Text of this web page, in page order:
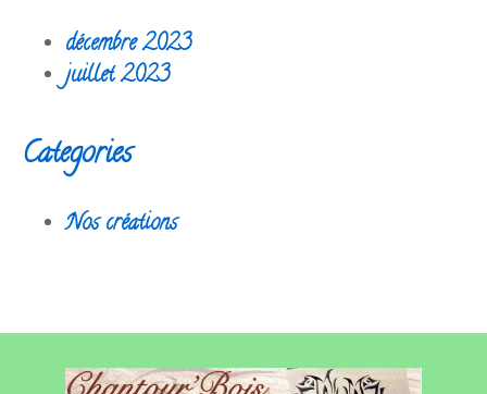
décembre 2023
juillet 2023
Categories
Nos créations